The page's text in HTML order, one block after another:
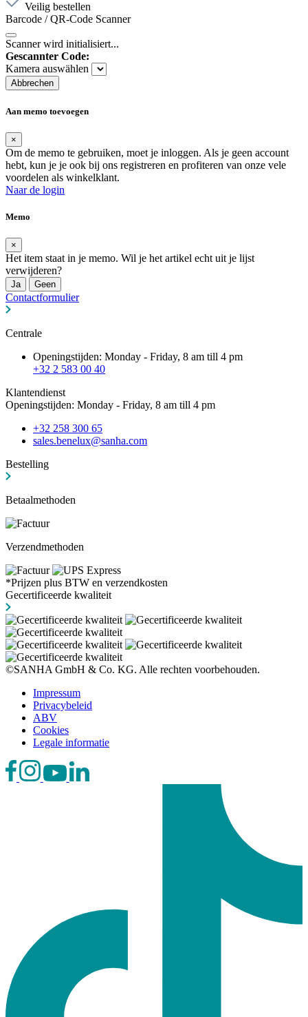
Veilig bestellen
Barcode / QR-Code Scanner
Scanner wird initialisiert...
Gescannter Code:
Kamera auswählen
Abbrechen
Aan memo toevoegen
×
Om de memo te gebruiken, moet je inloggen. Als je geen account
hebt, kun je je ook bij ons registreren en profiteren van onze vele
voordelen als winkelklant.
Naar de login
Memo
×
Het item staat in je memo. Wil je het artikel echt uit je lijst
verwijderen?
Ja Geen
Contactformulier
Centrale
Openingstijden: Monday - Friday, 8 am till 4 pm
+32 2 583 00 40
Klantendienst
Openingstijden: Monday - Friday, 8 am till 4 pm
+32 258 300 65
sales.benelux@sanha.com
Bestelling
Betaalmethoden
Verzendmethoden
*Prijzen plus BTW en verzendkosten
Gecertificeerde kwaliteit
©SANHA GmbH & Co. KG. Alle rechten voorbehouden.
Impressum
Privacybeleid
ABV
Cookies
Legale informatie